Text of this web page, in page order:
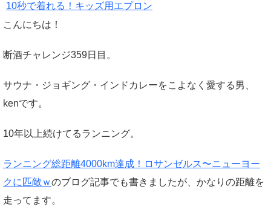
10秒で着れる！キッズ用エプロン
こんにちは！
断酒チャレンジ359日目。
サウナ・ジョギング・インドカレーをこよなく愛する男、
kenです。
10年以上続けてるランニング。
ランニング総距離4000km達成！ロサンゼルス〜ニューヨー
クに匹敵ｗのブログ記事でも書きましたが、かなりの距離を
走ってます。